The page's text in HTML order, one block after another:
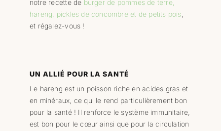
notre recette de burger de pommes de terre,
hareng, pickles de concombre et de petits pois
et régalez-vous !
UN ALLIÉ POUR LA SANTÉ
Le hareng est un poisson riche en acides gras et
en minéraux, ce qui le rend particulièrement bon
pour la santé ! Il renforce le système immunitaire,
est bon pour le cœur ainsi que pour la circulation